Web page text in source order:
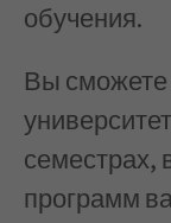
обучения.
Вы сможете
семестрах,
программ